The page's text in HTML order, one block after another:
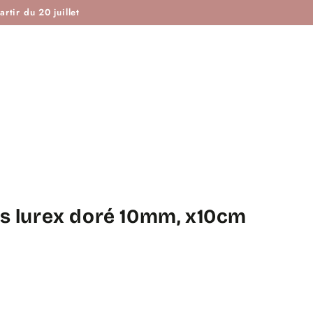
du 20 juillet
lurex doré 10mm, x10cm